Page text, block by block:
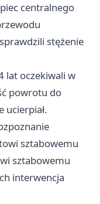
centralnego
stężenie
lat oczekiwali w
powrotu do
ucierpiał.
sztabowemu
sztabowemu
interwencja